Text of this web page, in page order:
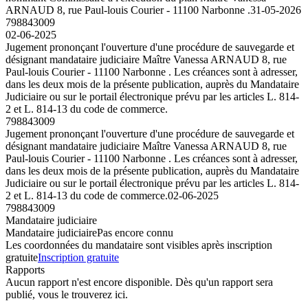
ARNAUD 8, rue Paul-louis Courier - 11100 Narbonne .31-05-2026
798843009
02-06-2025
Jugement prononçant l'ouverture d'une procédure de sauvegarde et
désignant mandataire judiciaire Maître Vanessa ARNAUD 8, rue
Paul-louis Courier - 11100 Narbonne . Les créances sont à adresser,
dans les deux mois de la présente publication, auprès du Mandataire
Judiciaire ou sur le portail électronique prévu par les articles L. 814-
2 et L. 814-13 du code de commerce.
798843009
Jugement prononçant l'ouverture d'une procédure de sauvegarde et
désignant mandataire judiciaire Maître Vanessa ARNAUD 8, rue
Paul-louis Courier - 11100 Narbonne . Les créances sont à adresser,
dans les deux mois de la présente publication, auprès du Mandataire
Judiciaire ou sur le portail électronique prévu par les articles L. 814-
2 et L. 814-13 du code de commerce.02-06-2025
798843009
Mandataire judiciaire
Mandataire judiciairePas encore connu
Les coordonnées du mandataire sont visibles après inscription
gratuiteInscription gratuite
Rapports
Aucun rapport n'est encore disponible. Dès qu'un rapport sera
publié, vous le trouverez ici.